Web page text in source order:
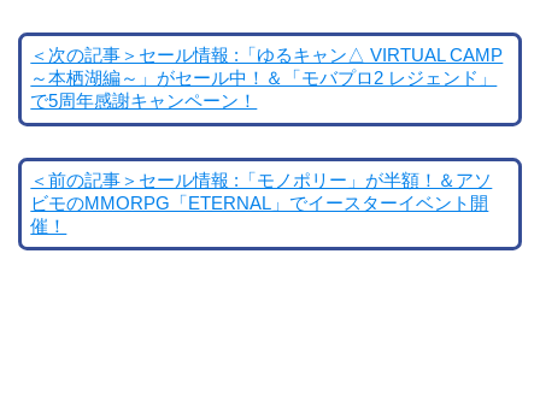
＜次の記事＞セール情報 :「ゆるキャン△ VIRTUAL CAMP
～本栖湖編～」がセール中！＆「モバプロ2 レジェンド」
で5周年感謝キャンペーン！
＜前の記事＞セール情報 :「モノポリー」が半額！＆アソ
ビモのMMORPG「ETERNAL」でイースターイベント開
催！